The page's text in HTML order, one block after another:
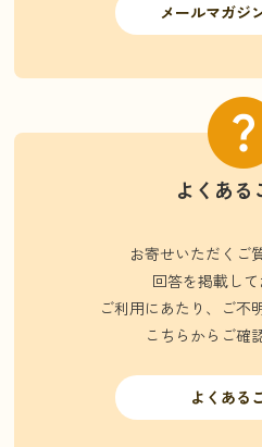
メールマガジ
よくある
お寄せいただくご
回答を掲載して
ご利用にあたり、ご不
こちらからご確
よくある